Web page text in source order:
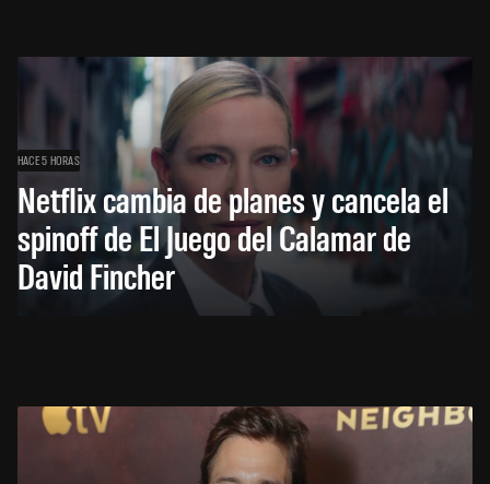
HACE 5 HORAS
Netflix cambia de planes y cancela el
spinoff de El Juego del Calamar de
David Fincher